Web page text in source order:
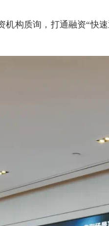
机构质询，打通融资“快